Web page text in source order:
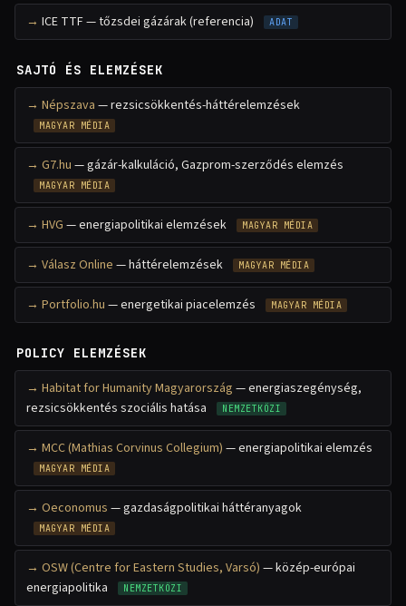
ICE TTF — tőzsdei gázárak (referencia) ADAT
SAJTÓ ÉS ELEMZÉSEK
Népszava — rezsicsökkentés-háttérelemzések
MAGYAR MÉDIA
G7.hu — gázár-kalkuláció, Gazprom-szerződés elemzés
MAGYAR MÉDIA
HVG — energiapolitikai elemzések MAGYAR MÉDIA
Válasz Online — háttérelemzések MAGYAR MÉDIA
Portfolio.hu — energetikai piacelemzés MAGYAR MÉDIA
POLICY ELEMZÉSEK
Habitat for Humanity Magyarország — energiaszegénység,
rezsicsökkentés szociális hatása
NEMZETKÖZI
MCC (Mathias Corvinus Collegium) — energiapolitikai elemzés
MAGYAR MÉDIA
Oeconomus — gazdaságpolitikai háttéranyagok
MAGYAR MÉDIA
OSW (Centre for Eastern Studies, Varsó) — közép-európai
energiapolitika
NEMZETKÖZI